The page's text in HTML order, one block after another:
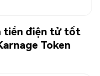
tiền điện tử tốt
Token